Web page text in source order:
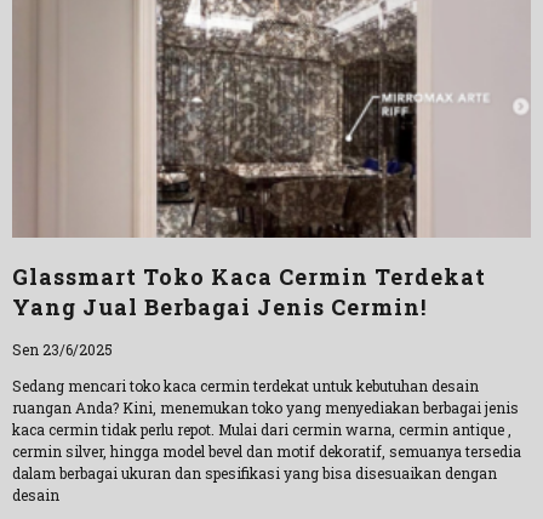
Glassmart Toko Kaca Cermin Terdekat
Yang Jual Berbagai Jenis Cermin!
Sen 23/6/2025
Sedang mencari toko kaca cermin terdekat untuk kebutuhan desain
ruangan Anda? Kini, menemukan toko yang menyediakan berbagai jenis
kaca cermin tidak perlu repot. Mulai dari cermin warna, cermin antique ,
cermin silver, hingga model bevel dan motif dekoratif, semuanya tersedia
dalam berbagai ukuran dan spesifikasi yang bisa disesuaikan dengan
desain